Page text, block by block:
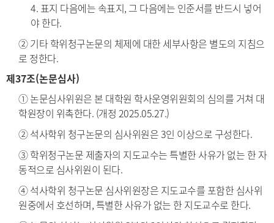
4. 표지 다음에는 속표지, 그 다음에는 인준서를 반드시 넣어
야 한다.
② 기타 학위청구논문의 체제에 대한 세부사항은 별도의 지침으
로 정한다.
제37조(논문심사)
① 논문심사위원은 본 대학원 학사운영위원회의 심의를 거쳐 대
학원장이 위촉한다. (개정 2025.05.27.)
② 석사학위 청구논문의 심사위원은 3인 이상으로 구성한다.
③ 학위청구논문 제출자의 지도교수는 특별한 사유가 없는 한 자
동적으로 심사위원이 된다.
④ 석사학위 청구논문 심사위원장은 지도교수를 포함한 심사위
원중에서 호선하며, 특별한 사유가 없는 한 지도교수로 한다.